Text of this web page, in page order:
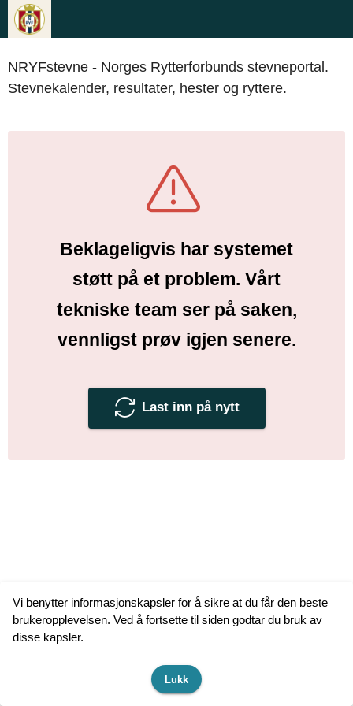
NRYFstevne - Norges Rytterforbunds stevneportal.
Stevnekalender, resultater, hester og ryttere.
Beklageligvis har systemet
støtt på et problem. Vårt
tekniske team ser på saken,
vennligst prøv igjen senere.
Last inn på nytt
Vi benytter informasjonskapsler for å sikre at du får den beste
brukeropplevelsen. Ved å fortsette til siden godtar du bruk av
disse kapsler.
Lukk